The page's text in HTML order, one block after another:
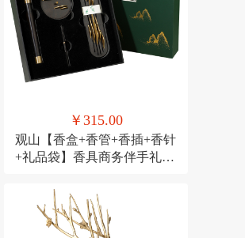
￥315.00
观山【香盒+香管+香插+香针
+礼品袋】香具商务伴手礼套